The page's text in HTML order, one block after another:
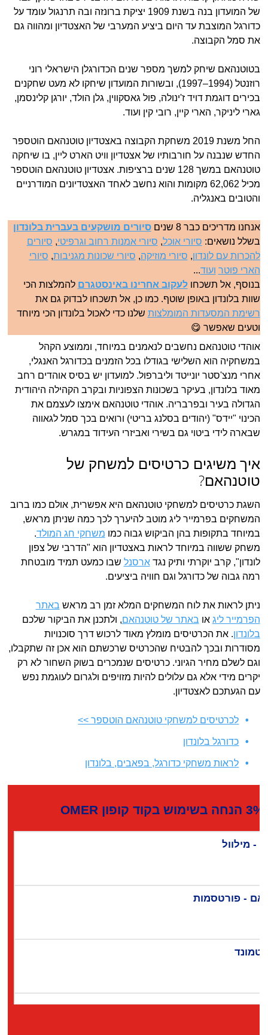
של המועדון בנה בשנת 1909 יציקת ברונזה ובה תרנגול עומד על
כדורגל המוצבת עד היום ביציע המערבי של האצטדיון ומהווה גם
את סמל הקבוצה.
בטוטנהאם שיחק למשך מספר שנים הכדורגלן הישראלי רוני
רוזנטל (1994–1997), ובשורות המועדון שיחקו לא מעט שחקנים
בכירים דוגמת דויד ז'ינולה, פול גאסקווין, גלן הולד, יורגן קלינסמן,
גארי ליניקר, הארי קיין, רובי קין ועוד.
החל משנת 2019 משחקת הקבוצה באצטדיון טוטנהאם הוטספר
החדש שנבנה על חורבותיו של אצטדיון וויט הארט ליין, בו שיחקה
טוטנהאם במשך 128 שנים ברציפות. אצטדיון טוטנהאם הוטספר
מכיל 62,062 מקומות והוא נחשב לאחד האצטדיונים המודרניים
והטובים באנגליה.
אנחנו מדריכים כבר 8 שנים
סיורים מושקעים בעברית בלונדון
בשלל נושאים: סיורי אוכל, סיורי אמנות רחוב וגרפיטי, סיורים
להכרות עם לונדון, סיורי מוזיקה, סיורי שכונות מגניבות, סיורי
הארי פוטר ועוד...
בנוסף, אל תשכחולעקוב אחרינו באינסטגרם להמלצות הכי
שוות בלונדון באופן שוטף. כמו כן, אל תשכחו לבדוק גם את
רשימת המסעדות המומלצות שלנו כדי לאכול בלונדון הכי מיוחד
וטעים שאפשר 😋
אוהדי טוטנהאם נחשבים לנאמנים במיוחד, וממוצע הקהל
במשחקיה הוא השלישי בגודלו בכל הזמנים בכדורגל האנגלי,
אחרי מנצ'סטר יונייטד וליברפול. למועדון יש בסיס אוהדים רחב
מאוד בלונדון, בעיקר בשכונות הצפוניות ובקרב הקהילה היהודית
הגדולה בעיר ובפרבריה. אוהדי טוטנהאם אימצו לעצמם את
הכינוי "יידס" (יהודים בסלנג בריטי) ורואים בכך סמל לגאווה
שבארה לידי ביטוי גם בשירי ואביזרי העידוד במגרש.
איך משיגים כרטיסים למשחק של
טוטנהאם?
השגת כרטיסים למשחקי טוטנהאם היא אפשרית, אולם כמו ברוב
המשחקים בפרמייר ליג מוטב להיערך לכך כמה שניתן מראש,
במיוחד בתקופות בהן הביקוש גבוה כמו משחקי חג המולד.
משחק ששווה במיוחד לראות באצטדיון הוא "הדרבי של צפון
לונדון", קרב יוקרתי ותיק נגדארסנל שבו כמעט תמיד מובטחת
רמה גבוה של כדורגל וגם חוויה ביציעים.
ניתן לראות את לוח המשחקים המלא זמן רב מראש באתר
הפרמייר ליג או באתר של טוטנהאם, ולתכנן את הביקור שלכם
בלונדון. את הכרטיסים מומלץ מאוד לרכוש דרך סוכנויות
מסודרות ובכך להבטיח שהכרטיס שרכשתם הוא אכן זה שתקבלו,
וגם לשלם מחיר הגיוני. כרטיסים שנמכרים בשוק השחור לא רק
יקרים מידי אלא גם עלולים להיות מזויפים ולגרום לעוגמת נפש
עם הגעתכם לאצטדיון.
לכרטיסים למשחקי טוטנהאם הוטספר >>
כדורגל בלונדון
לראות משחקי כדורגל, בפאבים, בלונדון